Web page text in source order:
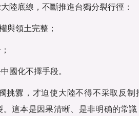
陸底線，不斷推進台獨分裂行徑：
與領土完整；
國化不擇手段。
挑釁，才迫使大陸不得不采取反
這本是因果清晰、是非明确的常識